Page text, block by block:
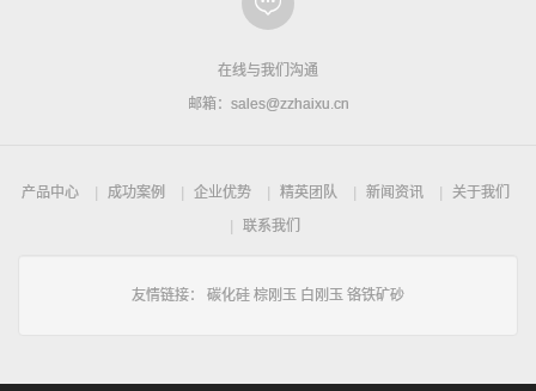
在线与我们沟通
邮箱：sales@zzhaixu.cn
产品中心 成功案例 企业优势 精英团队 新闻资讯
关于我们
联系我们
友情链接： 碳化硅 棕刚玉 白刚玉 铬铁矿砂